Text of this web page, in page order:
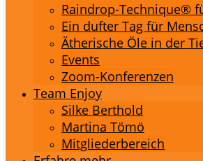
Raindrop-Technique®
Ein dufter Tag für
Ätherische Öle in der
Events
Zoom-Konferenzen
Team Enjoy
Silke Berthold
Martina Tömö
Mitgliederbereich